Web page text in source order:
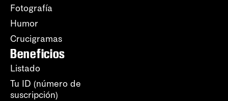
Fotografía
Humor
Crucigramas
Beneficios
Listado
Tu ID (número de
suscripción)